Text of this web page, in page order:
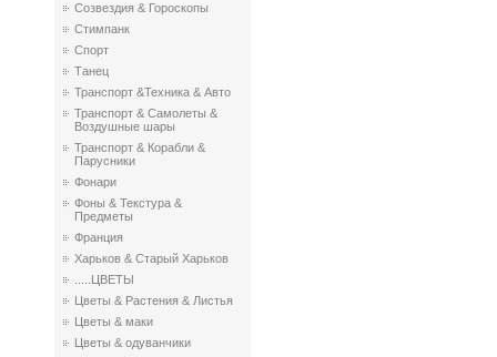
Созвездия & Гороскопы
Стимпанк
Спорт
Танец
Транспорт &Техника & Авто
Транспорт & Самолеты &
Воздушные шары
Транспорт & Корабли &
Парусники
Фонари
Фоны & Текстура &
Предметы
Франция
Харьков & Старый Харьков
.....ЦВЕТЫ
Цветы & Растения & Листья
Цветы & маки
Цветы & одуванчики